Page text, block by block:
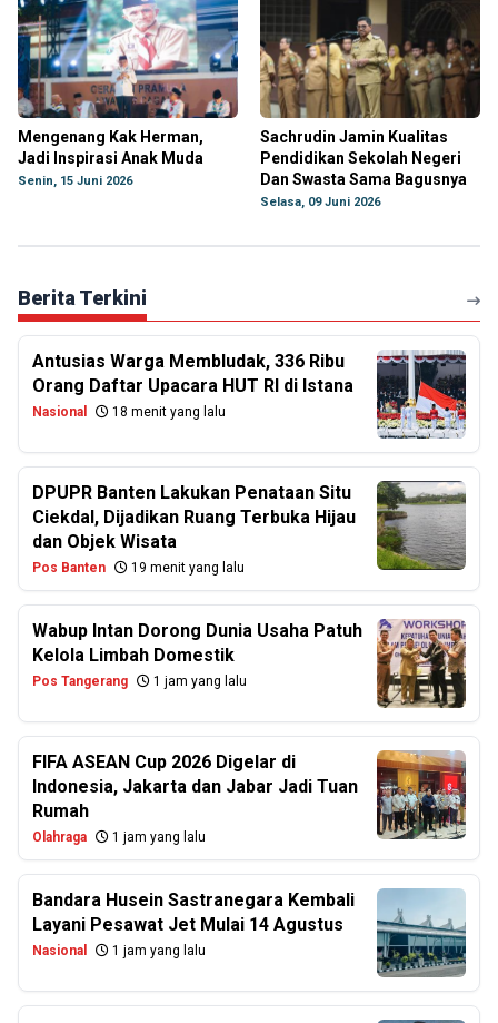
Mengenang Kak Herman,
Jadi Inspirasi Anak Muda
Senin, 15 Juni 2026
Sachrudin Jamin Kualitas
Pendidikan Sekolah Negeri
Dan Swasta Sama Bagusnya
Selasa, 09 Juni 2026
Berita Terkini
Antusias Warga Membludak, 336 Ribu
Orang Daftar Upacara HUT RI di Istana
Nasional 18 menit yang lalu
DPUPR Banten Lakukan Penataan Situ
Ciekdal, Dijadikan Ruang Terbuka Hijau
dan Objek Wisata
Pos Banten 19 menit yang lalu
Wabup Intan Dorong Dunia Usaha Patuh
Kelola Limbah Domestik
Pos Tangerang 1 jam yang lalu
FIFA ASEAN Cup 2026 Digelar di
Indonesia, Jakarta dan Jabar Jadi Tuan
Rumah
Olahraga 1 jam yang lalu
Bandara Husein Sastranegara Kembali
Layani Pesawat Jet Mulai 14 Agustus
Nasional 1 jam yang lalu